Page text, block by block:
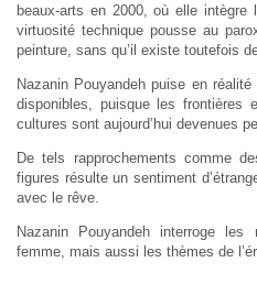
beaux-arts en 2000, où elle intègre
virtuosité technique pousse au
peinture, sans qu’il existe toutefois
Nazanin Pouyandeh puise en
disponibles, puisque les
cultures sont aujourd’hui devenues
De tels rapprochements comme
figures résulte un sentiment
avec le rêve.
Nazanin Pouyandeh interroge
femme, mais aussi les thèmes de